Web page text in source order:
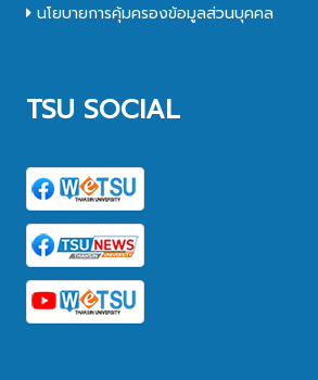
นโยบายการคุ้มครองข้อมูลส่วนบุคคล
TSU SOCIAL